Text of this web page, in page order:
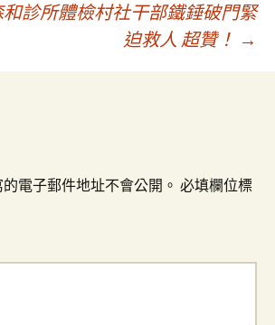
診所體檢村社干部鐵錘破門緊
迫救人 超贊！ →
電子郵件地址不會公開。 必填欄位標